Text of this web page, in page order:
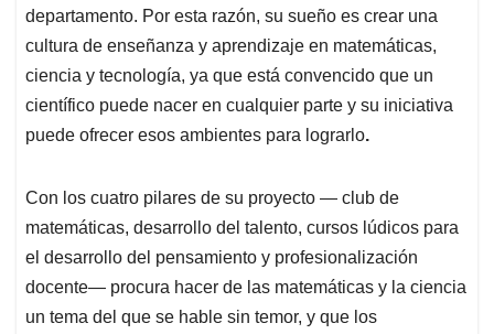
departamento. Por esta razón, su sueño es crear una
cultura de enseñanza y aprendizaje en matemáticas,
ciencia y tecnología, ya que está convencido que un
científico puede nacer en cualquier parte y su iniciativa
puede ofrecer esos ambientes para lograrlo.
Con los cuatro pilares de su proyecto — club de
matemáticas, desarrollo del talento, cursos lúdicos para
el desarrollo del pensamiento y profesionalización
docente— procura hacer de las matemáticas y la ciencia
un tema del que se hable sin temor, y que los